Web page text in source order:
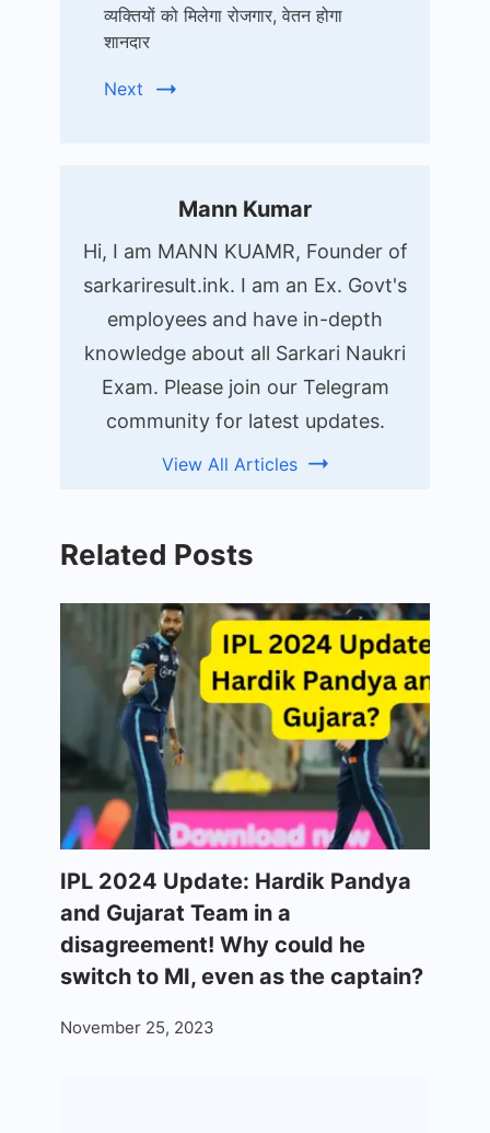
व्यक्तियों को मिलेगा रोजगार, वेतन होगा
शानदार
Next
Mann Kumar
Hi, I am MANN KUAMR, Founder of
sarkariresult.ink. I am an Ex. Govt's
employees and have in-depth
knowledge about all Sarkari Naukri
Exam. Please join our Telegram
community for latest updates.
View All Articles
Related Posts
IPL 2024 Update: Hardik Pandya
and Gujarat Team in a
disagreement! Why could he
switch to MI, even as the captain?
November 25, 2023